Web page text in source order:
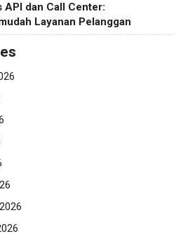
API dan Call Center:
Layanan Pelanggan